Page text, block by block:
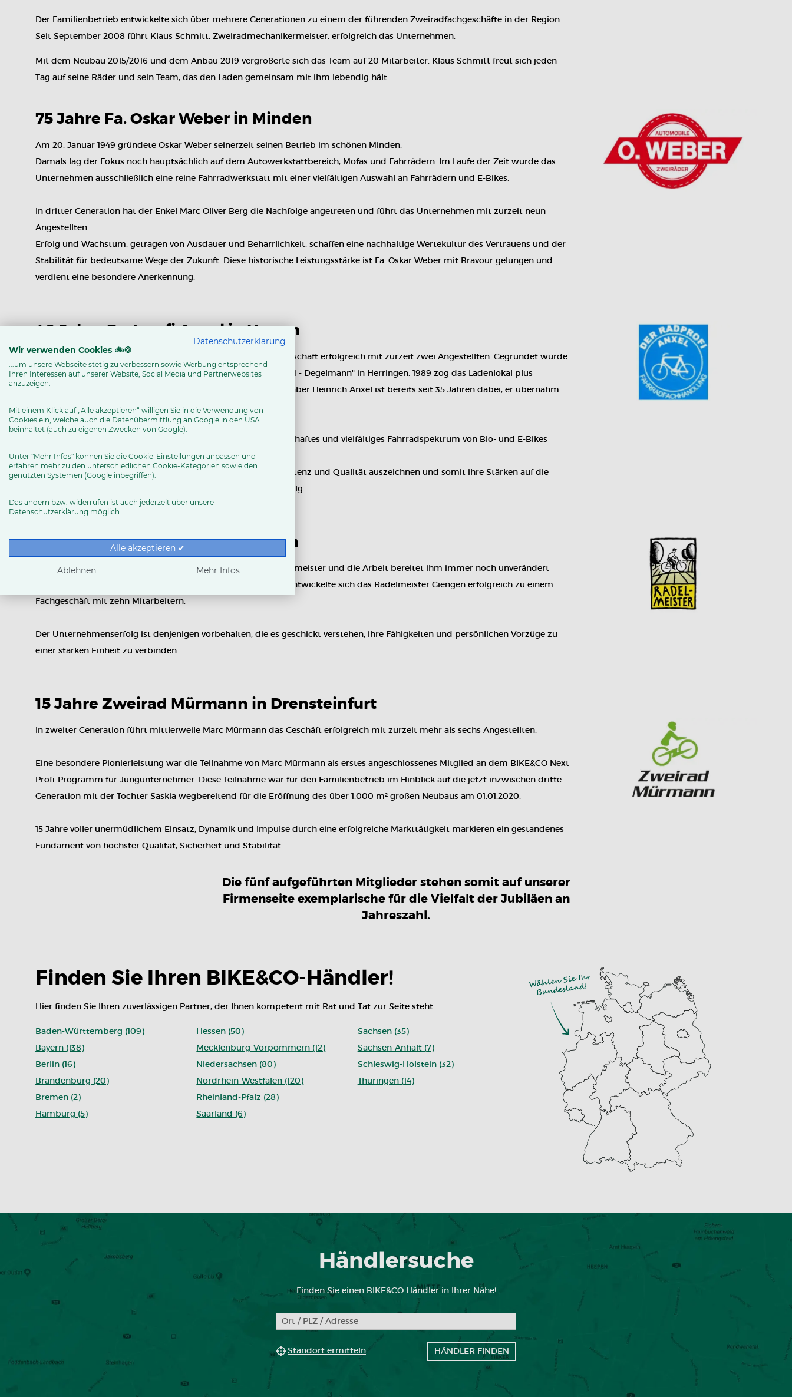
Der Familienbetrieb entwickelte sich über mehrere Generationen zu einem der führenden Zweiradfachgeschäfte in der Region.
Seit September 2008 führt Klaus Schmitt, Zweiradmechanikermeister, erfolgreich das Unternehmen.
Mit dem Neubau 2015/2016 und dem Anbau 2019 vergrößerte sich das Team auf 20 Mitarbeiter. Klaus Schmitt freut sich jeden
Tag auf seine Räder und sein Team, das den Laden gemeinsam mit ihm lebendig hält.
75 Jahre Fa. Oskar Weber in Minden
Am 20. Januar 1949 gründete Oskar Weber seinerzeit seinen Betrieb im schönen Minden.
Damals lag der Fokus noch hauptsächlich auf dem Autowerkstattbereich, Mofas und Fahrrädern. Im Laufe der Zeit wurde das
Unternehmen ausschließlich eine reine Fahrradwerkstatt mit einer vielfältigen Auswahl an Fahrrädern und E-Bikes.
In dritter Generation hat der Enkel Marc Oliver Berg die Nachfolge angetreten und führt das Unternehmen mit zurzeit neun
Angestellten.
Erfolg und Wachstum, getragen von Ausdauer und Beharrlichkeit, schaffen eine nachhaltige Wertekultur des Vertrauens und der
Stabilität für bedeutsame Wege der Zukunft. Diese historische Leistungsstärke ist Fa. Oskar Weber mit Bravour gelungen und
verdient eine besondere Anerkennung.
40 Jahre Radprofi Anxel in Hamm
In zweiter Generation führt mittlerweile Heinrich Anxel das Geschäft erfolgreich mit zurzeit zwei Angestellten. Gegründet wurde
das Unternehmen ursprünglich vor 40 Jahren als "Der Radprofi - Degelmann" in Herringen. 1989 zog das Ladenlokal plus
Zweiradwerkstatt an den Alten Uentroper Weg in Werries. Inhaber Heinrich Anxel ist bereits seit 35 Jahren dabei, er übernahm
das Geschäft 1998.
Auf einer Verkaufsfläche von 250 m² wird den Kunden ein namhaftes und vielfältiges Fahrradspektrum von Bio- und E-Bikes
einschließlich Kinderfahrrädern präsentiert.
Unternehmen wie Radprofi Anxel, die sich durch hohe Kompetenz und Qualität auszeichnen und somit ihre Stärken auf die
entscheidenden Markttrends ausrichten, haben langfristig Erfolg.
25 Jahre Radelmeister in Giengen
Seit 1999 führt Bernhard Willer das Fahrradfachgeschäft Radelmeister und die Arbeit bereitet ihm immer noch unverändert
große Freude. Von einstigen Ein-Mann- und Familien-Betrieb entwickelte sich das Radelmeister Giengen erfolgreich zu einem
Fachgeschäft mit zehn Mitarbeitern.
Der Unternehmenserfolg ist denjenigen vorbehalten, die es geschickt verstehen, ihre Fähigkeiten und persönlichen Vorzüge zu
einer starken Einheit zu verbinden.
15 Jahre Zweirad Mürmann in Drensteinfurt
In zweiter Generation führt mittlerweile Marc Mürmann das Geschäft erfolgreich mit zurzeit mehr als sechs Angestellten.
Eine besondere Pionierleistung war die Teilnahme von Marc Mürmann als erstes angeschlossenes Mitglied an dem BIKE&CO Next
Profi-Programm für Jungunternehmer. Diese Teilnahme war für den Familienbetrieb im Hinblick auf die jetzt inzwischen dritte
Generation mit der Tochter Saskia wegbereitend für die Eröffnung des über 1.000 m² großen Neubaus am 01.01.2020.
15 Jahre voller unermüdlichem Einsatz, Dynamik und Impulse durch eine erfolgreiche Markttätigkeit markieren ein gestandenes
Fundament von höchster Qualität, Sicherheit und Stabilität.
Die fünf aufgeführten Mitglieder stehen somit auf unserer
Firmenseite exemplarische für die Vielfalt der Jubiläen an
Jahreszahl.
Finden Sie Ihren BIKE&CO-Händler!
Hier finden Sie Ihren zuverlässigen Partner, der Ihnen kompetent mit Rat und Tat zur Seite steht.
Baden-Württemberg (109)
Bayern (138)
Berlin (16)
Brandenburg (20)
Bremen (2)
Hamburg (5)
Hessen (50)
Mecklenburg-Vorpommern (12)
Niedersachsen (80)
Nordrhein-Westfalen (120)
Rheinland-Pfalz (28)
Saarland (6)
Sachsen (35)
Sachsen-Anhalt (7)
Schleswig-Holstein (32)
Thüringen (14)
Händlersuche
Finden Sie einen BIKE&CO Händler in Ihrer Nähe!
Standort ermitteln HÄNDLER FINDEN
Datenschutzerklärung
Wir verwenden Cookies 🚲🍪
...um unsere Webseite stetig zu verbessern sowie Werbung entsprechend
Ihren Interessen auf unserer Website, Social Media und Partnerwebsites
anzuzeigen.
Mit einem Klick auf „Alle akzeptieren“ willigen Sie in die Verwendung von
Cookies ein, welche auch die Datenübermittlung an Google in den USA
beinhaltet (auch zu eigenen Zwecken von Google).
Unter "Mehr Infos" können Sie die Cookie-Einstellungen anpassen und
erfahren mehr zu den unterschiedlichen Cookie-Kategorien sowie den
genutzten Systemen (Google inbegriffen).
Das ändern bzw. widerrufen ist auch jederzeit über unsere
Datenschutzerklärung möglich.
Alle akzeptieren ✔
Ablehnen Mehr Infos